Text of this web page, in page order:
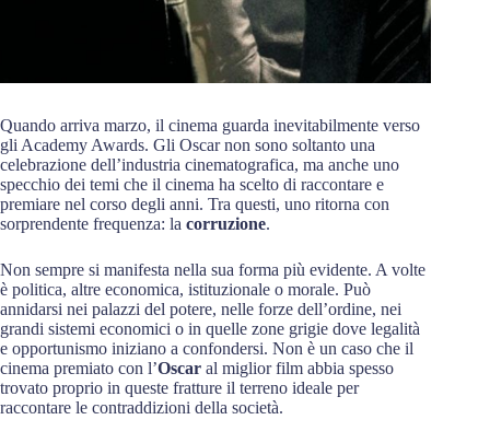
Quando arriva marzo, il cinema guarda inevitabilmente verso
gli Academy Awards. Gli Oscar non sono soltanto una
celebrazione dell’industria cinematografica, ma anche uno
specchio dei temi che il cinema ha scelto di raccontare e
premiare nel corso degli anni. Tra questi, uno ritorna con
sorprendente frequenza: la corruzione.
Non sempre si manifesta nella sua forma più evidente. A volte
è politica, altre economica, istituzionale o morale. Può
annidarsi nei palazzi del potere, nelle forze dell’ordine, nei
grandi sistemi economici o in quelle zone grigie dove legalità
e opportunismo iniziano a confondersi. Non è un caso che il
cinema premiato con l’Oscar al miglior film abbia spesso
trovato proprio in queste fratture il terreno ideale per
raccontare le contraddizioni della società.